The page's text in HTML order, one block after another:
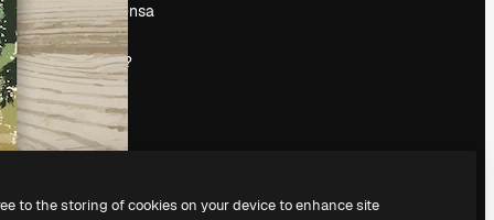
Sala de prensa
¿Buscas
magnific.ai?
to the storing of cookies on your device to enhance site